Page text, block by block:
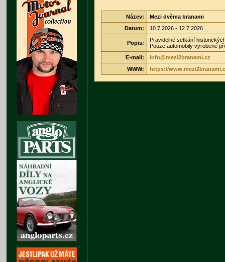
Název:
Mezi dvěma branami
Datum:
10.7.2026 - 12.7.2026
Popis:
Pravidelné setkání
Pouze automobily vyrobené
E-mail:
info@mezi2branami.cz
WWW:
https://